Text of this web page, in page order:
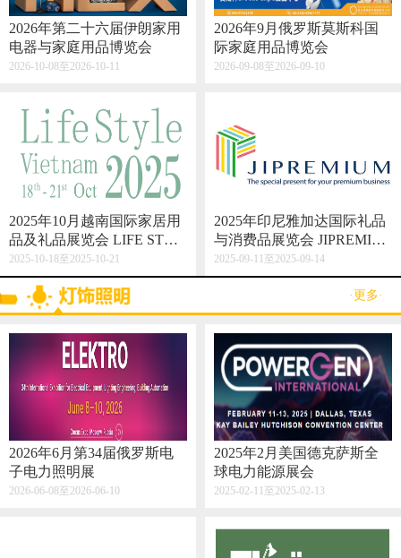
2026年第二十六届伊朗家用
电器与家庭用品博览会
2026-10-08至2026-10-11
2026年9月俄罗斯莫斯科国
际家庭用品博览会
2026-09-08至2026-09-10
2025年10月越南国际家居用
品及礼品展览会 LIFE STYL
E VIETNAM 2025
2025-10-18至2025-10-21
2025年印尼雅加达国际礼品
与消费品展览会 JIPREMIU
M
2025-09-11至2025-09-14
·更多·
2026年6月第34届俄罗斯电
子电力照明展
2026-06-08至2026-06-10
2025年2月美国德克萨斯全
球电力能源展会
2025-02-11至2025-02-13